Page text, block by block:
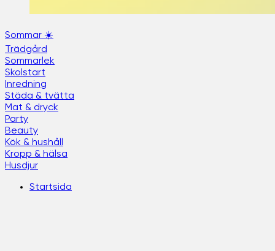
Sommar ☀️
Trädgård
Sommarlek
Skolstart
Inredning
Städa & tvätta
Mat & dryck
Party
Beauty
Kök & hushåll
Kropp & hälsa
Husdjur
Startsida